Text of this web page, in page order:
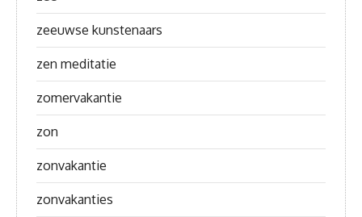
zeeuwse kunstenaars
zen meditatie
zomervakantie
zon
zonvakantie
zonvakanties